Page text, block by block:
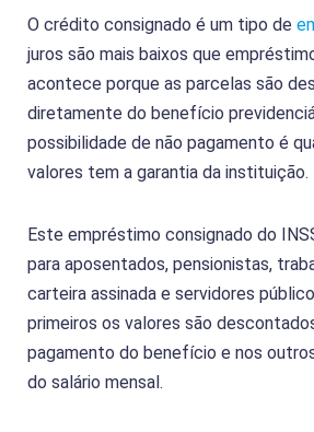
O crédito consignado é um tipo de
juros são mais baixos que
acontece porque as parcelas são
diretamente do benefício
possibilidade de não pagamento é
valores tem a garantia da instituição.
Este empréstimo consignado do
para aposentados, pensionistas,
carteira assinada e servidores
primeiros os valores são
pagamento do benefício e nos
do salário mensal.